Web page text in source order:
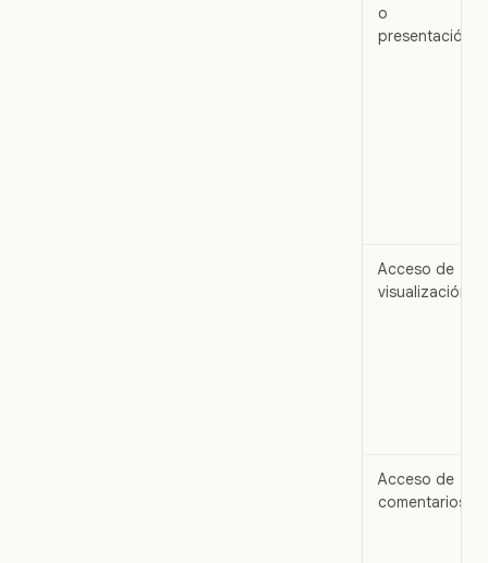
o
presentación
Acceso de
visualización
Acceso de
comentarios